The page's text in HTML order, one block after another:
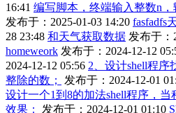
16:41 编写脚本，终端输入整数n，
发布于：2025-01-03 14:20 fasfadfs
28 23:48 和天气获取数据 发布于：
homeweork 发布于：2024-12-12
2024-12-12 05:56 2、设计shell程序
整除的数；
发布于：2024-12-01
设计一个1到8的加法shell程序，
效果：
发布于：2024-12-01 01:10